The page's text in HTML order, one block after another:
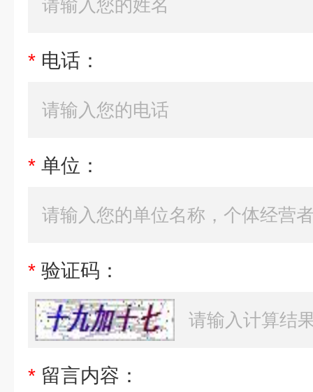
* 电话：
* 单位：
* 验证码：
* 留言内容：